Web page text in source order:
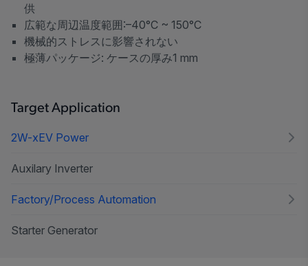
供
広範な周辺温度範囲:–40°C ~ 150°C
機械的ストレスに影響されない
極薄パッケージ: ケースの厚み1 mm
Target Application
2W-xEV Power
Auxilary Inverter
Factory/Process Automation
Starter Generator